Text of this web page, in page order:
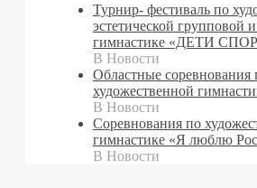
Турнир- фестиваль по
эстетической групповой
гимнастике «ДЕТИ
В Новости
Областные соревнования
художественной
В Новости
Cоревнования по
гимнастике «Я люблю
В Новости